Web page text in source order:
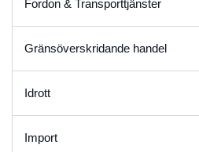
Fordon & Transporttjänster
Gränsöverskridande handel
Idrott
Import